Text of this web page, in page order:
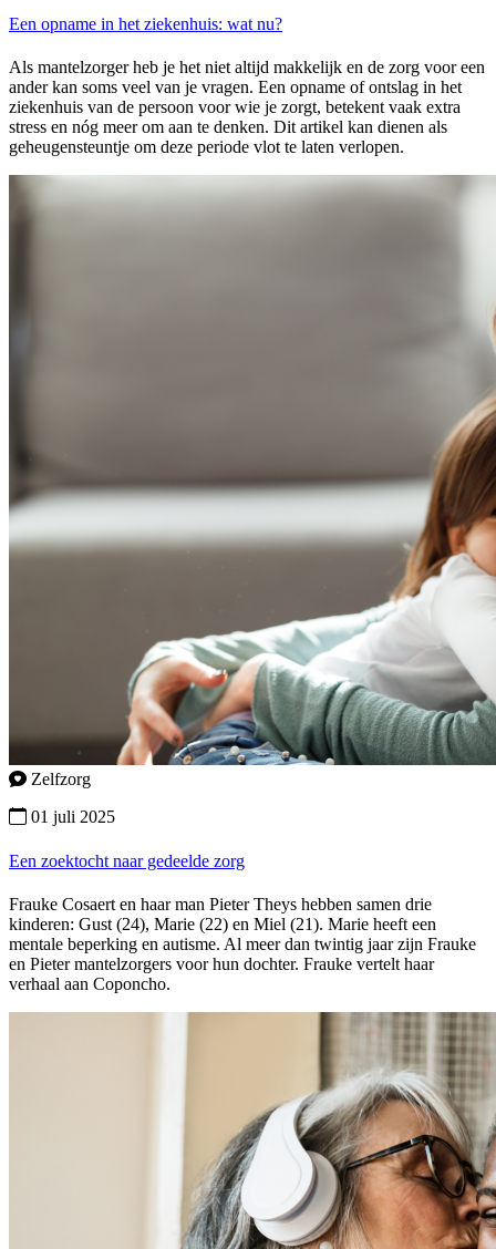
Een opname in het ziekenhuis: wat nu?
Als mantelzorger heb je het niet altijd makkelijk en de zorg voor een
ander kan soms veel van je vragen. Een opname of ontslag in het
ziekenhuis van de persoon voor wie je zorgt, betekent vaak extra
stress en nóg meer om aan te denken. Dit artikel kan dienen als
geheugensteuntje om deze periode vlot te laten verlopen.
Zelfzorg
01 juli 2025
Een zoektocht naar gedeelde zorg
Frauke Cosaert en haar man Pieter Theys hebben samen drie
kinderen: Gust (24), Marie (22) en Miel (21). Marie heeft een
mentale beperking en autisme. Al meer dan twintig jaar zijn Frauke
en Pieter mantelzorgers voor hun dochter. Frauke vertelt haar
verhaal aan Coponcho.